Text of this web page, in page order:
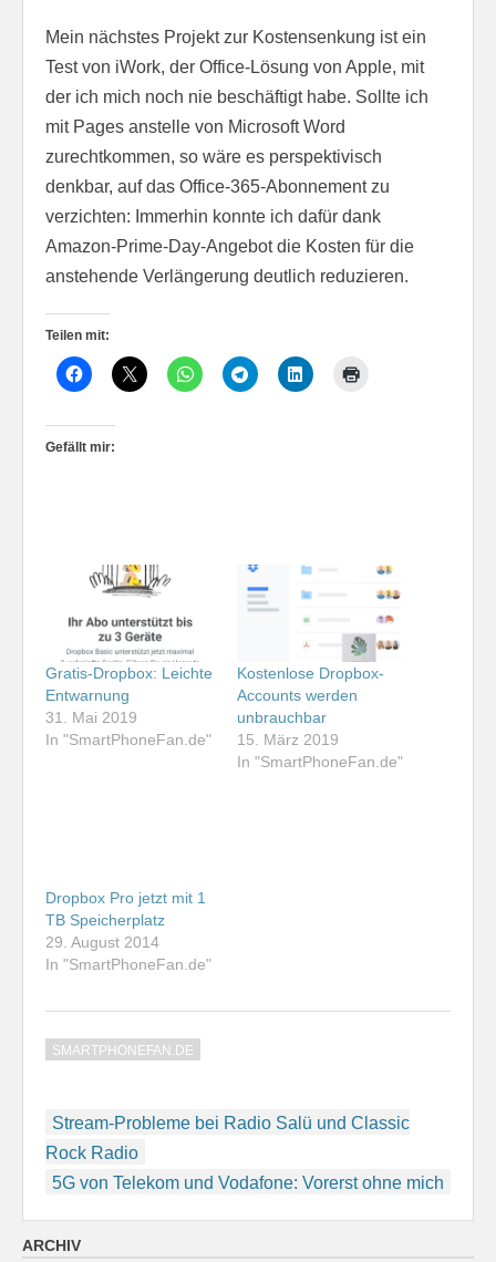
Mein nächstes Projekt zur Kostensenkung ist ein
Test von iWork, der Office-Lösung von Apple, mit
der ich mich noch nie beschäftigt habe. Sollte ich
mit Pages anstelle von Microsoft Word
zurechtkommen, so wäre es perspektivisch
denkbar, auf das Office-365-Abonnement zu
verzichten: Immerhin konnte ich dafür dank
Amazon-Prime-Day-Angebot die Kosten für die
anstehende Verlängerung deutlich reduzieren.
Teilen mit:
Gefällt mir:
Gratis-Dropbox: Leichte
Entwarnung
31. Mai 2019
In "SmartPhoneFan.de"
Kostenlose Dropbox-
Accounts werden
unbrauchbar
15. März 2019
In "SmartPhoneFan.de"
Dropbox Pro jetzt mit 1
TB Speicherplatz
29. August 2014
In "SmartPhoneFan.de"
SMARTPHONEFAN.DE
Beitragsnavigation
Stream-Probleme bei Radio Salü und Classic
Rock Radio
5G von Telekom und Vodafone: Vorerst ohne mich
ARCHIV